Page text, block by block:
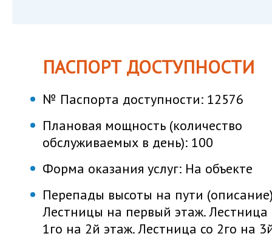
ПАСПОРТ ДОСТУПНОСТИ
№ Паспорта доступности: 12576
Плановая мощность (количество
обслуживаемых в день): 100
Форма оказания услуг: На объекте
Перепады высоты на пути
Лестницы на первый этаж. Лестница
1го на 2й этаж. Лестница со 2го на